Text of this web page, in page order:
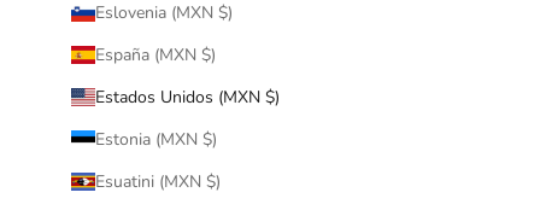
Eslovenia (MXN $)
España (MXN $)
Estados Unidos (MXN $)
Estonia (MXN $)
Esuatini (MXN $)